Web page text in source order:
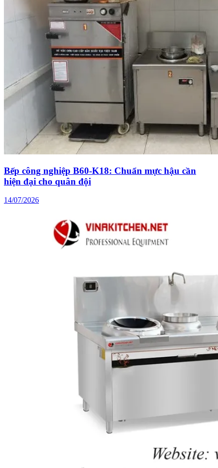
Bếp công nghiệp B60-K18: Chuẩn mực hậu cần
hiện đại cho quân đội
14/07/2026